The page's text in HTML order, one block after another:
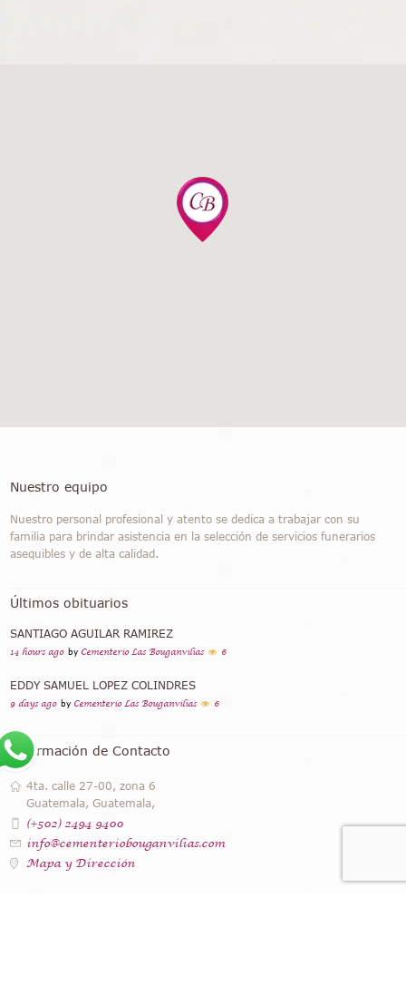
Nuestro equipo
Nuestro personal profesional y atento se dedica a trabajar con su
familia para brindar asistencia en la selección de servicios funerarios
asequibles y de alta calidad.
Últimos obituarios
SANTIAGO AGUILAR RAMIREZ
14 hours ago by Cementerio Las Bouganvilias 6
EDDY SAMUEL LOPEZ COLINDRES
9 days ago by Cementerio Las Bouganvilias 6
Información de Contacto
4ta. calle 27-00, zona 6
Guatemala, Guatemala,
(+502) 2494 9400
info@cementeriobouganvilias.com
Mapa y Dirección